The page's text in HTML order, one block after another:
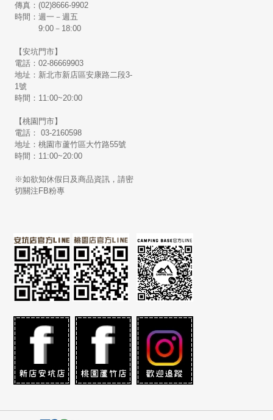
傳真：(02)8666-9902
時間：週一－週五
9:00－18:00
【安坑門市】
電話：02-86669903
地址：新北市新店區安康路二段3-
1號
時間：11:00~20:00
【桃園門市】
電話： 03-2160598
地址：桃園市蘆竹區大竹路55號
時間：11:00~20:00
※如欲知休假日及商品資訊，請密
切關注FB粉專